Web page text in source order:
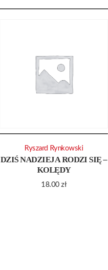
DZIŚ NADZIEJA RODZI SIĘ –
KOLĘDY
18.00zł
Ryszard Rynkowski